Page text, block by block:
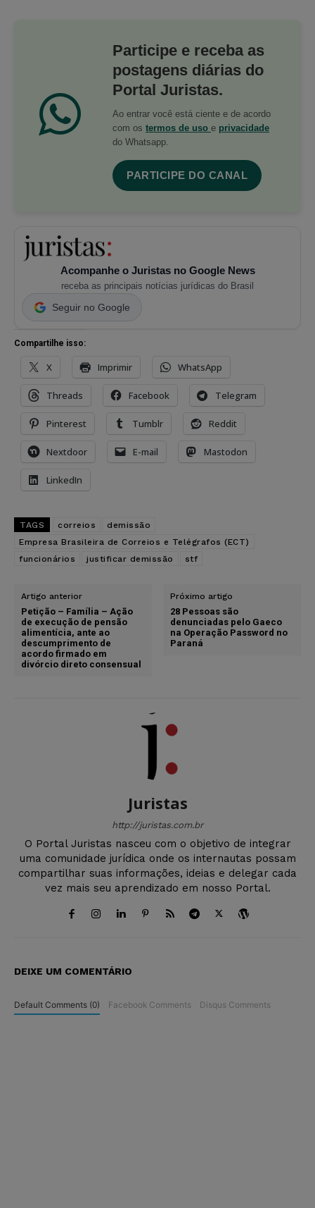
Participe e receba as
postagens diárias do
Portal Juristas.
Ao entrar você está ciente e de acordo
com os termos de uso e privacidade
do Whatsapp.
PARTICIPE DO CANAL
Acompanhe o Juristas no Google News
receba as principais notícias jurídicas do Brasil
Seguir no Google
Compartilhe isso:
X Imprimir WhatsApp
Threads Facebook Telegram
Pinterest Tumblr Reddit
Nextdoor E-mail Mastodon
LinkedIn
TAGS correios
demissão
Empresa Brasileira de Correios e Telégrafos (ECT)
funcionários
justificar demissão stf
Artigo anterior
Petição – Família – Ação
de execução de pensão
alimentícia, ante ao
descumprimento de
acordo firmado em
divórcio direto consensual
Próximo artigo
28 Pessoas são
denunciadas pelo Gaeco
na Operação Password no
Paraná
Juristas
http://juristas.com.br
O Portal Juristas nasceu com o objetivo de integrar
uma comunidade jurídica onde os internautas possam
compartilhar suas informações, ideias e delegar cada
vez mais seu aprendizado em nosso Portal.
DEIXE UM COMENTÁRIO
Default Comments (0) Facebook Comments Disqus Comments